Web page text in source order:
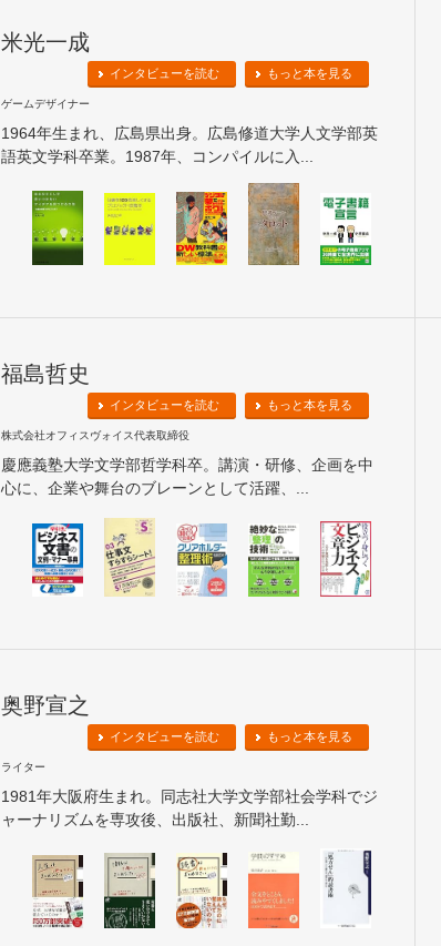
米光一成
もっと本を見る
インタビューを読む
ゲームデザイナー
1964年生まれ、広島県出身。広島修道大学人文学部英
語英文学科卒業。1987年、コンパイルに入...
福島哲史
もっと本を見る
インタビューを読む
株式会社オフィスヴォイス代表取締役
慶應義塾大学文学部哲学科卒。講演・研修、企画を中
心に、企業や舞台のブレーンとして活躍、...
奥野宣之
もっと本を見る
インタビューを読む
ライター
1981年大阪府生まれ。同志社大学文学部社会学科でジ
ャーナリズムを専攻後、出版社、新聞社勤...